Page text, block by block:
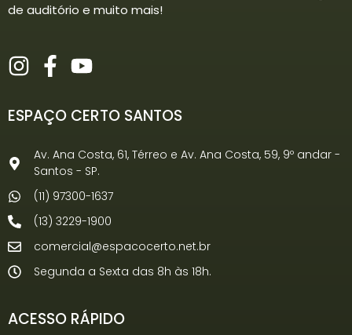
de auditório e muito mais!
ESPAÇO CERTO SANTOS
Av. Ana Costa, 61, Térreo e Av. Ana Costa, 59, 9º andar -
Santos - SP.
(11) 97300-1637
(13) 3229-1900
comercial@espacocerto.net.br
Segunda a Sexta das 8h às 18h.
ACESSO RÁPIDO